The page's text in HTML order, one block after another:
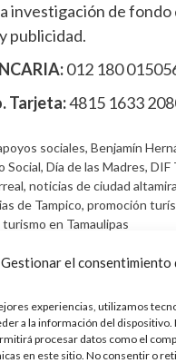
Gestionar el consentimiento
experiencias, utilizamos
a la información del
procesar datos como el
en este sitio. No consentir o
investigación de fondo
publicidad.
012 180
Tarjeta:4815 1633
sociales, Benjamín
Social, Día de las Madres, DIF
, noticias de ciudad altamira
de Tampico, promoción
turismo en Tamaulipas